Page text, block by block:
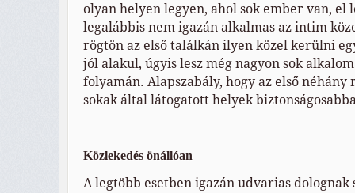
olyan helyen legyen, ahol sok ember van, el
legalábbis nem igazán alkalmas az intim
rögtön az első találkán ilyen közel kerülni
jól alakul, úgyis lesz még nagyon sok
folyamán. Alapszabály, hogy az első néhány
sokak által látogatott helyek
Közlekedés önállóan
A legtöbb esetben igazán udvarias